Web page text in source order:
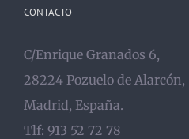
CONTACTO
C/Enrique Granados 6,
28224 Pozuelo de Alarcón,
Madrid, España.
Tlf: 913 52 72 78